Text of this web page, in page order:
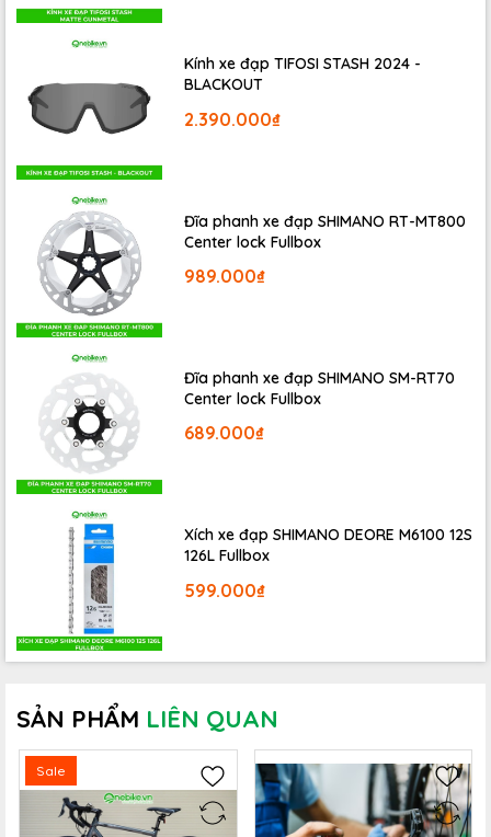
Kính xe đạp TIFOSI STASH 2024 -
BLACKOUT
2.390.000₫
Đĩa phanh xe đạp SHIMANO RT-MT800
Center lock Fullbox
989.000₫
Đĩa phanh xe đạp SHIMANO SM-RT70
Center lock Fullbox
689.000₫
Xích xe đạp SHIMANO DEORE M6100 12S
126L Fullbox
599.000₫
SẢN PHẨM LIÊN QUAN
Sale